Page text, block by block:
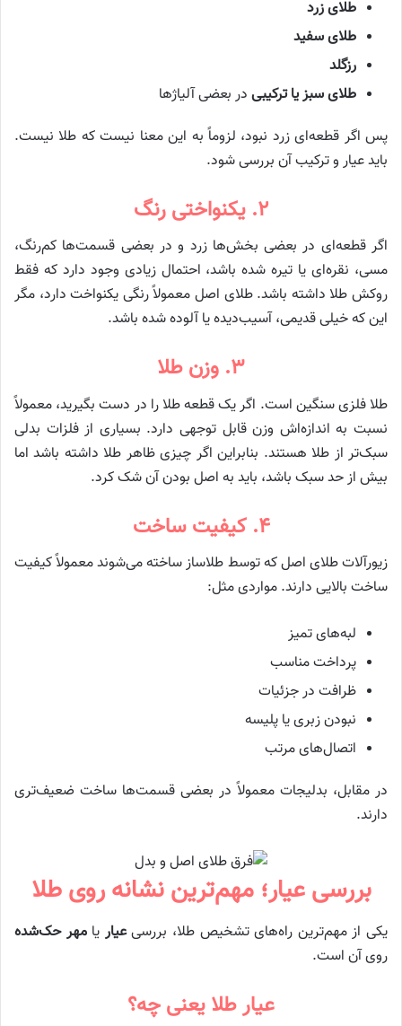
طلای زرد
طلای سفید
رزگلد
طلای سبز یا ترکیبی در بعضی آلیاژها
پس اگر قطعه‌ای زرد نبود، لزوماً به این معنا نیست که طلا نیست.
باید عیار و ترکیب آن بررسی شود.
۲. یکنواختی رنگ
اگر قطعه‌ای در بعضی بخش‌ها زرد و در بعضی قسمت‌ها کم‌رنگ،
مسی، نقره‌ای یا تیره شده باشد، احتمال زیادی وجود دارد که فقط
روکش طلا داشته باشد. طلای اصل معمولاً رنگی یکنواخت دارد، مگر
این که خیلی قدیمی، آسیب‌دیده یا آلوده شده باشد.
۳. وزن طلا
طلا فلزی سنگین است. اگر یک قطعه طلا را در دست بگیرید، معمولاً
نسبت به اندازه‌اش وزن قابل توجهی دارد. بسیاری از فلزات بدلی
سبک‌تر از طلا هستند. بنابراین اگر چیزی ظاهر طلا داشته باشد اما
بیش از حد سبک باشد، باید به اصل بودن آن شک کرد.
۴. کیفیت ساخت
زیورآلات طلای اصل که توسط طلاساز ساخته می‌شوند معمولاً کیفیت
ساخت بالایی دارند. مواردی مثل:
لبه‌های تمیز
پرداخت مناسب
ظرافت در جزئیات
نبودن زبری یا پلیسه
اتصال‌های مرتب
در مقابل، بدلیجات معمولاً در بعضی قسمت‌ها ساخت ضعیف‌تری
دارند.
بررسی عیار؛ مهم‌ترین نشانه روی طلا
یکی از مهم‌ترین راه‌های تشخیص طلا، بررسیعیار یامهر حک‌شده
روی آن است.
عیار طلا یعنی چه؟